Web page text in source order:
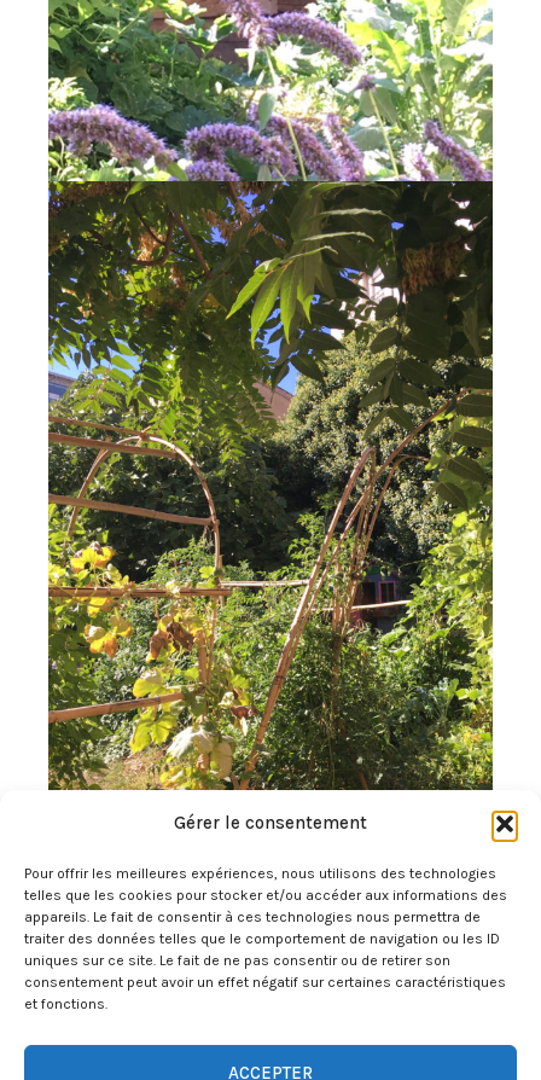
Gérer le consentement
Pour offrir les meilleures expériences, nous utilisons des technologies
telles que les cookies pour stocker et/ou accéder aux informations des
appareils. Le fait de consentir à ces technologies nous permettra de
traiter des données telles que le comportement de navigation ou les ID
uniques sur ce site. Le fait de ne pas consentir ou de retirer son
consentement peut avoir un effet négatif sur certaines caractéristiques
et fonctions.
ACCEPTER
Copyright © 2026 Juliette Montier Naturopathe - Chi Nei Tsang |